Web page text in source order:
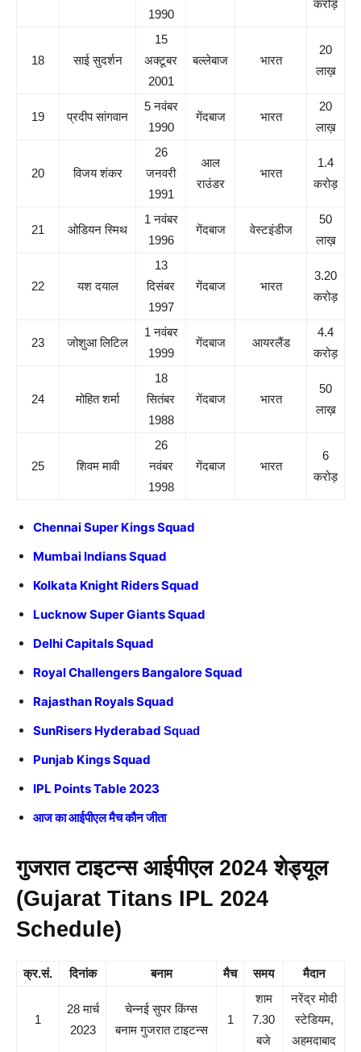
1990
करोड़
18 साई सुदर्शन
15
अक्टूबर
2001
बल्लेबाज भारत
20
लाख़
19 प्रदीप सांगवान
5 नवंबर
1990
गेंदबाज भारत
20
लाख़
20 विजय शंकर
26
जनवरी
1991
आल
राउंडर
भारत
1.4
करोड़
21 ओडियन स्मिथ
1 नवंबर
1996
गेंदबाज वेस्टइंडीज
50
लाख़
22 यश दयाल
13
दिसंबर
1997
गेंदबाज भारत
3.20
करोड़
23 जोशुआ लिटिल
1 नवंबर
1999
गेंदबाज आयरलैंड
4.4
करोड़
24 मोहित शर्मा
18
सितंबर
1988
गेंदबाज भारत
50
लाख़
25 शिवम मावी
26
नवंबर
1998
गेंदबाज भारत
6
करोड़
Chennai Super Kings Squad
Mumbai Indians Squad
Kolkata Knight Riders Squad
Lucknow Super Giants Squad
Delhi Capitals Squad
Royal Challengers Bangalore Squad
Rajasthan Royals Squad
SunRisers Hyderabad Squad
Punjab Kings Squad
IPL Points Table 2023
आज का आईपीएल मैच कौन जीता
गुजरात टाइटन्स आईपीएल 2024 शेड्यूल
(Gujarat Titans IPL 2024
Schedule)
क्र.सं. दिनांक बनाम मैच समय मैदान
1
28 मार्च
2023
चेन्नई सुपर किंग्स
बनाम गुजरात टाइटन्स
1
शाम
7.30
बजे
नरेंद्र मोदी
स्टेडियम,
अहमदाबाद